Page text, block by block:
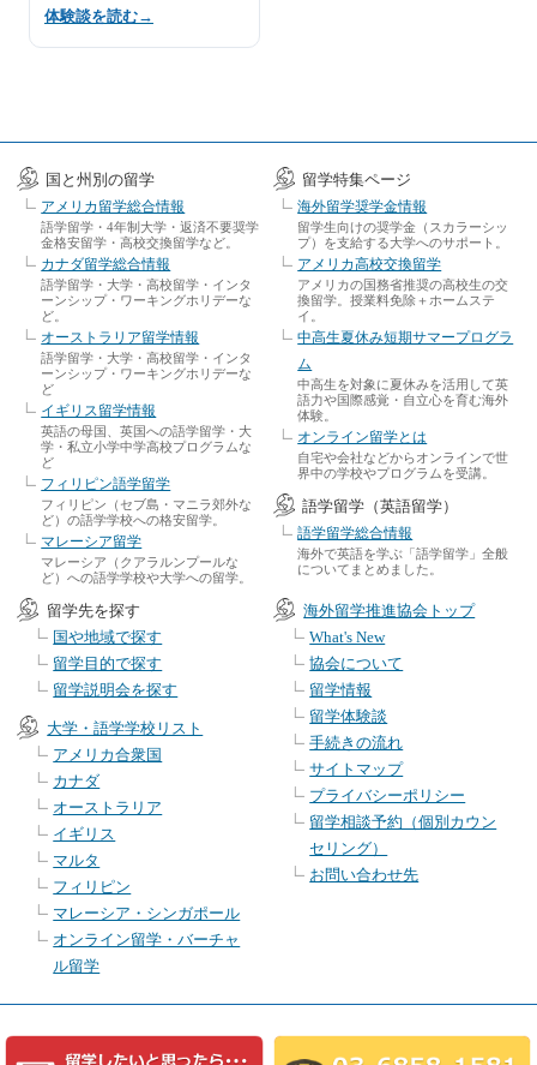
体験談を読む→
国と州別の留学
アメリカ留学総合情報
語学留学・4年制大学・返済不要奨学
金格安留学・高校交換留学など。
カナダ留学総合情報
語学留学・大学・高校留学・インタ
ーンシップ・ワーキングホリデーな
ど。
オーストラリア留学情報
語学留学・大学・高校留学・インタ
ーンシップ・ワーキングホリデーな
ど
イギリス留学情報
英語の母国、英国への語学留学・大
学・私立小学中学高校プログラムな
ど
フィリピン語学留学
フィリピン（セブ島・マニラ郊外な
ど）の語学学校への格安留学。
マレーシア留学
マレーシア（クアラルンプールな
ど）への語学学校や大学への留学。
留学特集ページ
海外留学奨学金情報
留学生向けの奨学金（スカラーシッ
プ）を支給する大学へのサポート。
アメリカ高校交換留学
アメリカの国務省推奨の高校生の交
換留学。授業料免除＋ホームステ
イ。
中高生夏休み短期サマープログラ
ム
中高生を対象に夏休みを活用して英
語力や国際感覚・自立心を育む海外
体験。
オンライン留学とは
自宅や会社などからオンラインで世
界中の学校やプログラムを受講。
語学留学（英語留学）
語学留学総合情報
海外で英語を学ぶ「語学留学」全般
についてまとめました。
留学先を探す
国や地域で探す
留学目的で探す
留学説明会を探す
大学・語学学校リスト
アメリカ合衆国
カナダ
オーストラリア
イギリス
マルタ
フィリピン
マレーシア・シンガポール
オンライン留学・バーチャ
ル留学
海外留学推進協会トップ
What's New
協会について
留学情報
留学体験談
手続きの流れ
サイトマップ
プライバシーポリシー
留学相談予約（個別カウン
セリング）
お問い合わせ先